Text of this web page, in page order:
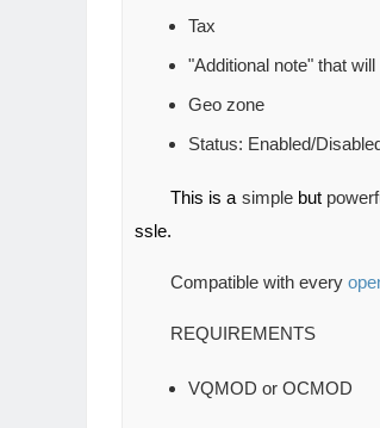
Tax
"Additional note" that
Geo zone
Status: Enabled/
This is a simplebut
ssle.
Compatible with every
REQUIREMENTS
VQMOD or OCMOD